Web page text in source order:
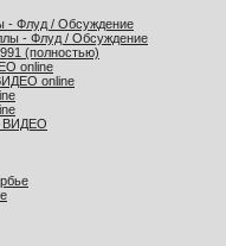
- Флуд / Обсуждение
- Флуд / Обсуждение
(полностью)
online
online
ВИДЕО